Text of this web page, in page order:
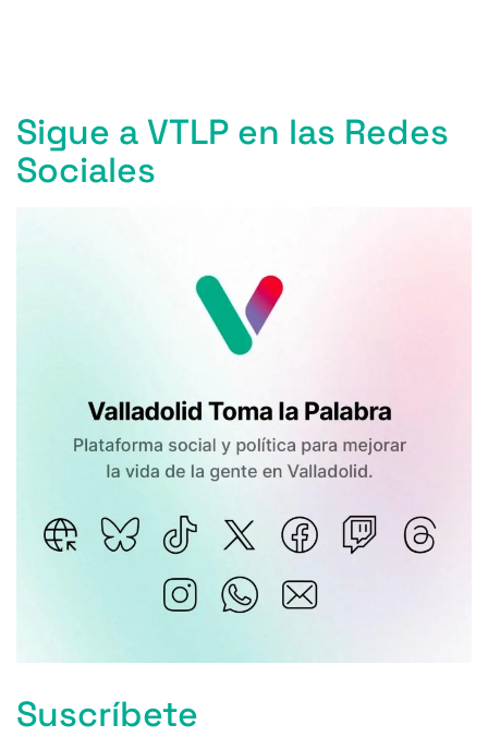
Sigue a VTLP en las Redes
Sociales
Suscríbete